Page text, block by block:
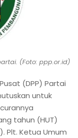
(Foto: ppp.or.id)
(DPP) Partai
untuk
tahun (HUT)
Plt. Ketua Umum